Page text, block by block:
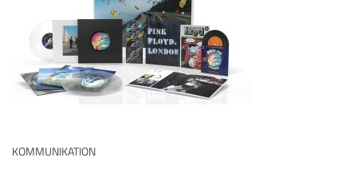
KOMMUNIKATION